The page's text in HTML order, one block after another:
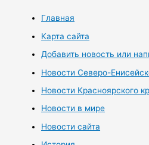
Главная
Карта сайта
Добавить новость или
Новости Северо-
Новости Красноярского
Новости в мире
Новости сайта